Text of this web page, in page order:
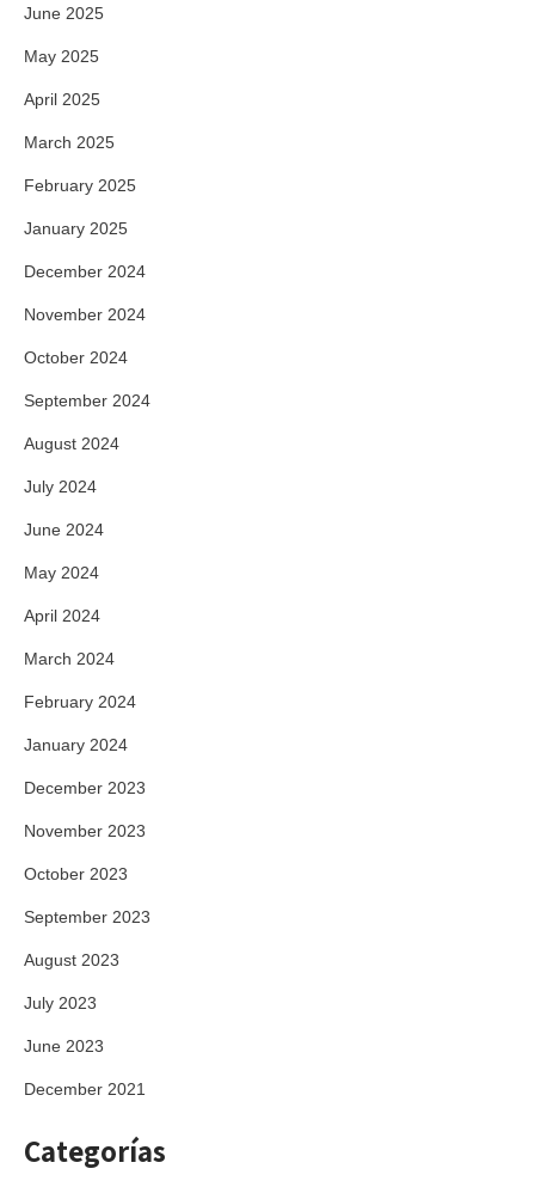
June 2025
May 2025
April 2025
March 2025
February 2025
January 2025
December 2024
November 2024
October 2024
September 2024
August 2024
July 2024
June 2024
May 2024
April 2024
March 2024
February 2024
January 2024
December 2023
November 2023
October 2023
September 2023
August 2023
July 2023
June 2023
December 2021
Categorías